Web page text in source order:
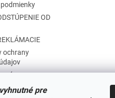
pre
OD
ochrany
nás